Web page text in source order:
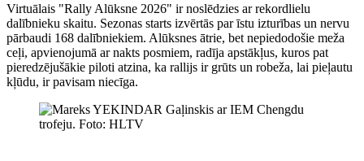
Virtuālais "Rally Alūksne 2026" ir noslēdzies ar rekordlielu
dalībnieku skaitu. Sezonas starts izvērtās par īstu izturības un nervu
pārbaudi 168 dalībniekiem. Alūksnes ātrie, bet nepiedodošie meža
ceļi, apvienojumā ar nakts posmiem, radīja apstākļus, kuros pat
pieredzējušākie piloti atzina, ka rallijs ir grūts un robeža, lai pieļautu
kļūdu, ir pavisam niecīga.